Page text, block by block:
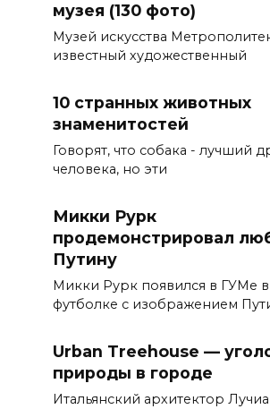
музея (130 фото)
Музей искусства
известный художественный
10 странных животных
знаменитостей
Говорят, что собака - лучший
человека, но эти
Микки Рурк
продемонстрировал
Путину
Микки Рурк появился в ГУМе в
футболке с изображением
Urban Treehouse —
природы в городе
Итальянский архитектор